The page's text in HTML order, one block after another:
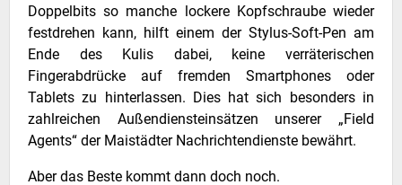
Doppelbits so manche lockere Kopfschraube wieder
festdrehen kann, hilft einem der Stylus-Soft-Pen am
Ende des Kulis dabei, keine verräterischen
Fingerabdrücke auf fremden Smartphones oder
Tablets zu hinterlassen. Dies hat sich besonders in
zahlreichen Außendiensteinsätzen unserer „Field
Agents“ der Maistädter Nachrichtendienste bewährt.
Aber das Beste kommt dann doch noch.